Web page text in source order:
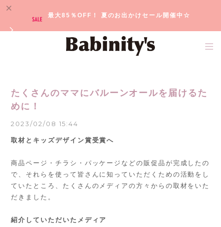
最大85％OFF！ 夏のお出かけセール開催中☆
たくさんのママにバルーンオールを届けるた
めに！
2023/02/08 15:44
取材とキッズデザイン賞受賞へ
商品ページ・チラシ・パッケージなどの販促品が完成したの
で、それらを使って皆さんに知っていただくための活動をし
ていたところ、たくさんのメディアの方々からの取材をいた
だきました。
紹介していただいたメディア